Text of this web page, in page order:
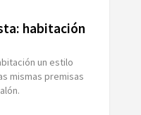
habitación
un estilo
mismas premisas